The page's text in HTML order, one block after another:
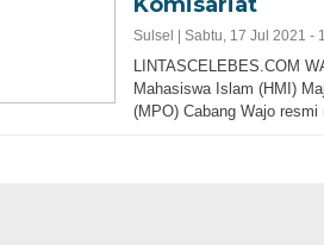
Sulsel | Sabtu, 17 Jul 2021 -
LINTASCELEBES.COM
Mahasiswa Islam (HMI)
(MPO) Cabang Wajo resmi